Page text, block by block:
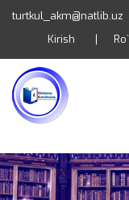
turtkul_akm@natlib.uz
Kirish